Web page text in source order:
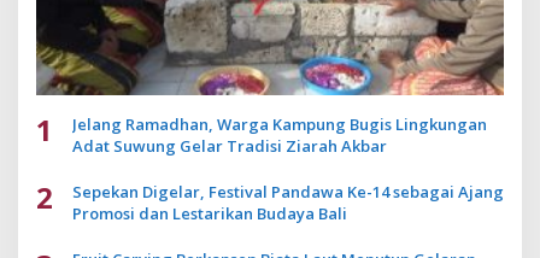
1
Jelang Ramadhan, Warga Kampung Bugis Lingkungan
Adat Suwung Gelar Tradisi Ziarah Akbar
2
Sepekan Digelar, Festival Pandawa Ke-14 sebagai Ajang
Promosi dan Lestarikan Budaya Bali